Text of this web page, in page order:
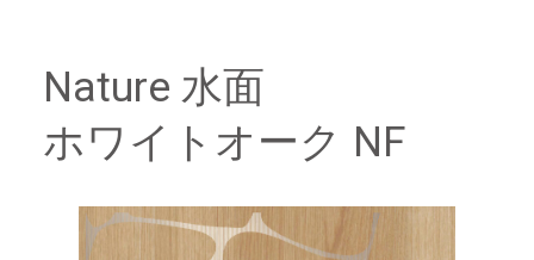
Nature 水面
ホワイトオーク NF